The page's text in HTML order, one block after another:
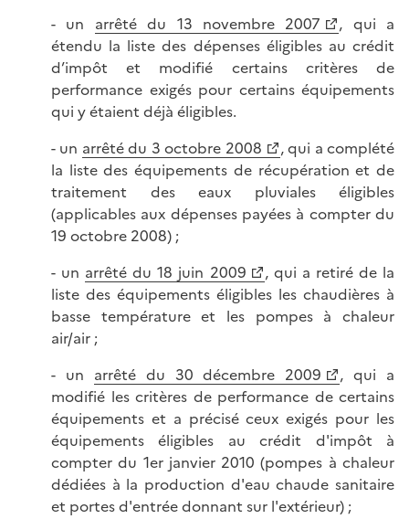
- un arrêté du 13 novembre 2007
, qui a
étendu la liste des dépenses éligibles au crédit
d’impôt et modifié certains critères de
performance exigés pour certains équipements
qui y étaient déjà éligibles.
- un arrêté du 3 octobre 2008
, qui a complété
la liste des équipements de récupération et de
traitement des eaux pluviales éligibles
(applicables aux dépenses payées à compter du
19 octobre 2008) ;
- un arrêté du 18 juin 2009
, qui a retiré de la
liste des équipements éligibles les chaudières à
basse température et les pompes à chaleur
air/air ;
- un arrêté du 30 décembre 2009
, qui a
modifié les critères de performance de certains
équipements et a précisé ceux exigés pour les
équipements éligibles au crédit d'impôt à
compter du 1er janvier 2010 (pompes à chaleur
dédiées à la production d'eau chaude sanitaire
et portes d'entrée donnant sur l'extérieur) ;